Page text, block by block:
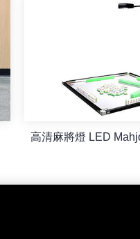
高清麻將燈 LED